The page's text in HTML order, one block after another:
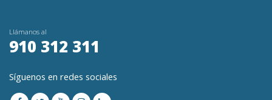
Llámanos al
910 312 311
Síguenos en redes sociales